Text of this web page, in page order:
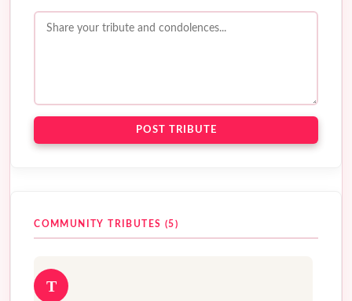
POST TRIBUTE
COMMUNITY TRIBUTES (5)
T